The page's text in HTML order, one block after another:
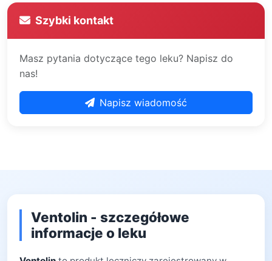
Szybki kontakt
Masz pytania dotyczące tego leku? Napisz do
nas!
Napisz wiadomość
Ventolin - szczegółowe
informacje o leku